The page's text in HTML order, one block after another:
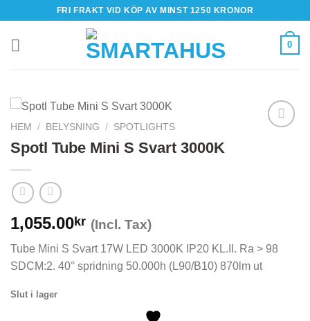
content
FRI FRAKT VID KÖP AV MINST 1250 KRONOR
0
HEM / BELYSNING / SPOTLIGHTS
Spotl Tube Mini S Svart 3000K
1,055.00kr (Incl. Tax)
Tube Mini S Svart 17W LED 3000K IP20 KL.II. Ra > 98
SDCM:2. 40° spridning 50.000h (L90/B10) 870lm ut
Slut i lager